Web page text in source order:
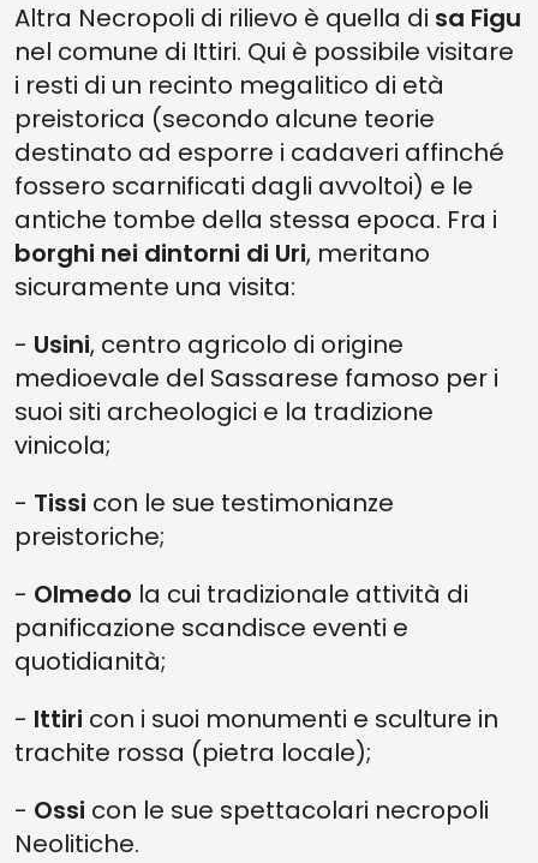
Altra Necropoli di rilievo è quella di sa Figu
nel comune di Ittiri. Qui è possibile visitare
i resti di un recinto megalitico di età
preistorica (secondo alcune teorie
destinato ad esporre i cadaveri affinché
fossero scarnificati dagli avvoltoi) e le
antiche tombe della stessa epoca. Fra i
borghi nei dintorni di Uri, meritano
sicuramente una visita:
- Usini, centro agricolo di origine
medioevale del Sassarese famoso per i
suoi siti archeologici e la tradizione
vinicola;
- Tissi con le sue testimonianze
preistoriche;
- Olmedo la cui tradizionale attività di
panificazione scandisce eventi e
quotidianità;
- Ittiri con i suoi monumenti e sculture in
trachite rossa (pietra locale);
- Ossi con le sue spettacolari necropoli
Neolitiche.